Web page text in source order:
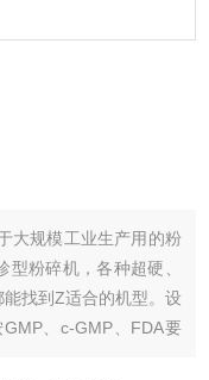
大规模工业生产用的粉
粉碎机，各种超硬、
找到Z适合的机型。设
、c-GMP、FDA要